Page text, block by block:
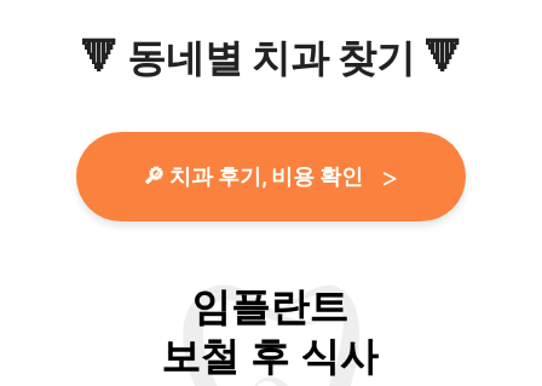
🔻 동네별 치과 찾기 🔻
🔎 치과 후기, 비용 확인